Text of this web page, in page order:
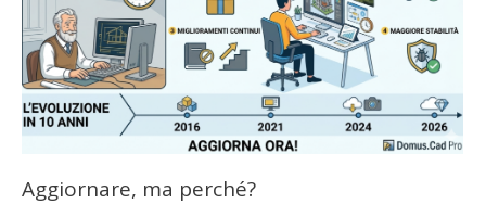
Aggiornare, ma perché?